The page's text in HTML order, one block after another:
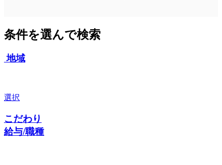
条件を選んで検索
地域
選択
こだわり
給与/職種